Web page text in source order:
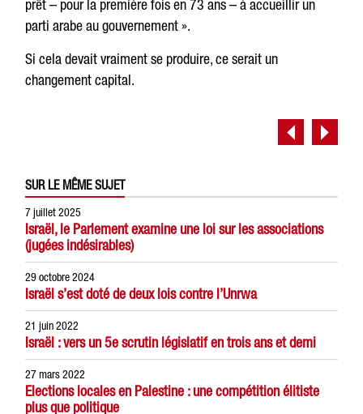
prêt – pour la première fois en 73 ans – à accueillir un
parti arabe au gouvernement ».
Si cela devait vraiment se produire, ce serait un
changement capital.
SUR LE MÊME SUJET
7 juillet 2025
Israël, le Parlement examine une loi sur les associations
(jugées indésirables)
29 octobre 2024
Israël s’est doté de deux lois contre l’Unrwa
21 juin 2022
Israël : vers un 5e scrutin législatif en trois ans et demi
27 mars 2022
Elections locales en Palestine : une compétition élitiste
plus que politique